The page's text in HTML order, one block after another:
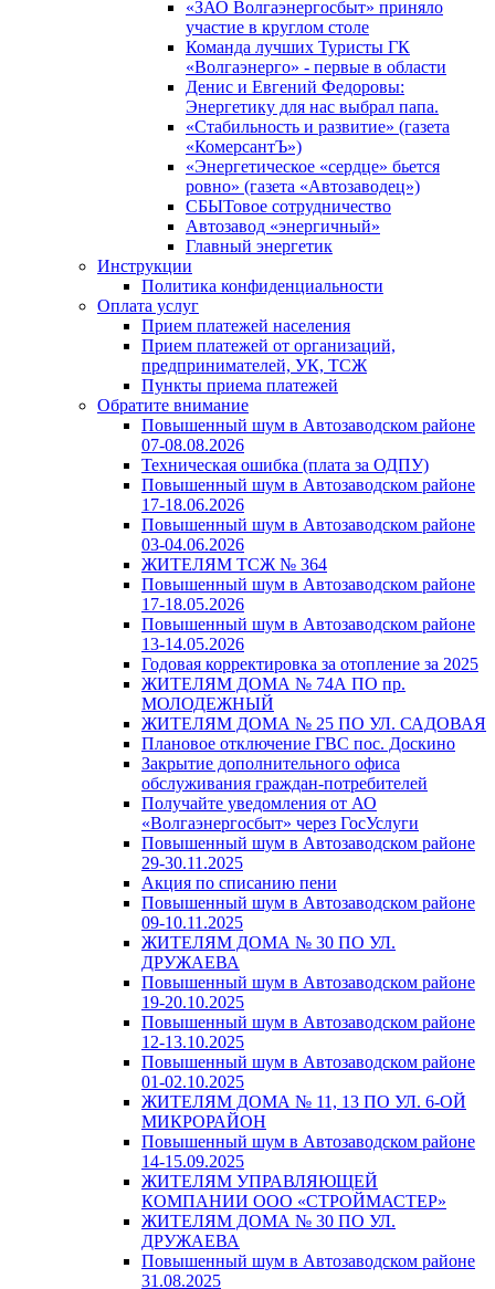
«ЗАО Волгаэнергосбыт» приняло
участие в круглом столе
Команда лучших Туристы ГК
«Волгаэнерго» - первые в области
Денис и Евгений Федоровы:
Энергетику для нас выбрал папа.
«Стабильность и развитие» (газета
«КомерсантЪ»)
«Энергетическое «сердце» бьется
ровно» (газета «Автозаводец»)
СБЫТовое сотрудничество
Автозавод «энергичный»
Главный энергетик
Инструкции
Политика конфиденциальности
Оплата услуг
Прием платежей населения
Прием платежей от организаций,
предпринимателей, УК, ТСЖ
Пункты приема платежей
Обратите внимание
Повышенный шум в Автозаводском районе
07-08.08.2026
Техническая ошибка (плата за ОДПУ)
Повышенный шум в Автозаводском районе
17-18.06.2026
Повышенный шум в Автозаводском районе
03-04.06.2026
ЖИТЕЛЯМ ТСЖ № 364
Повышенный шум в Автозаводском районе
17-18.05.2026
Повышенный шум в Автозаводском районе
13-14.05.2026
Годовая корректировка за отопление за 2025
ЖИТЕЛЯМ ДОМА № 74А ПО пр.
МОЛОДЕЖНЫЙ
ЖИТЕЛЯМ ДОМА № 25 ПО УЛ. САДОВАЯ
Плановое отключение ГВС пос. Доскино
Закрытие дополнительного офиса
обслуживания граждан-потребителей
Получайте уведомления от АО
«Волгаэнергосбыт» через ГосУслуги
Повышенный шум в Автозаводском районе
29-30.11.2025
Акция по списанию пени
Повышенный шум в Автозаводском районе
09-10.11.2025
ЖИТЕЛЯМ ДОМА № 30 ПО УЛ.
ДРУЖАЕВА
Повышенный шум в Автозаводском районе
19-20.10.2025
Повышенный шум в Автозаводском районе
12-13.10.2025
Повышенный шум в Автозаводском районе
01-02.10.2025
ЖИТЕЛЯМ ДОМА № 11, 13 ПО УЛ. 6-ОЙ
МИКРОРАЙОН
Повышенный шум в Автозаводском районе
14-15.09.2025
ЖИТЕЛЯМ УПРАВЛЯЮЩЕЙ
КОМПАНИИ ООО «СТРОЙМАСТЕР»
ЖИТЕЛЯМ ДОМА № 30 ПО УЛ.
ДРУЖАЕВА
Повышенный шум в Автозаводском районе
31.08.2025